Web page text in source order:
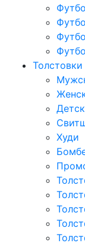
Толстовки
Худи